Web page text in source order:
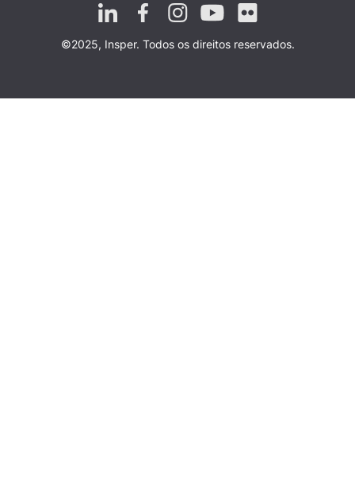
©2025, Insper. Todos os direitos reservados.